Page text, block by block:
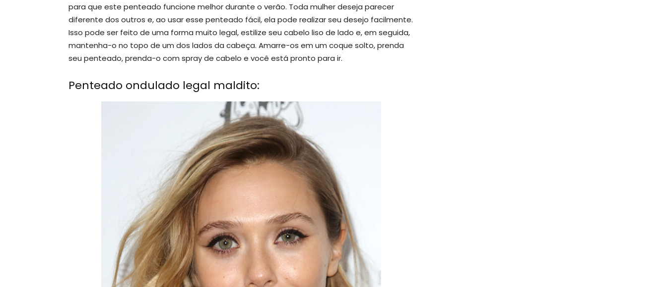
para que este penteado funcione melhor durante o verão. Toda mulher deseja parecer
diferente dos outros e, ao usar esse penteado fácil, ela pode realizar seu desejo facilmente.
Isso pode ser feito de uma forma muito legal, estilize seu cabelo liso de lado e, em seguida,
mantenha-o no topo de um dos lados da cabeça. Amarre-os em um coque solto, prenda
seu penteado, prenda-o com spray de cabelo e você está pronto para ir.
Penteado ondulado legal maldito: